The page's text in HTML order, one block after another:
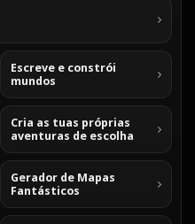
Escreve e constrói
mundos
Cria as tuas próprias
aventuras de escolha
Gerador de Mapas
Fantásticos